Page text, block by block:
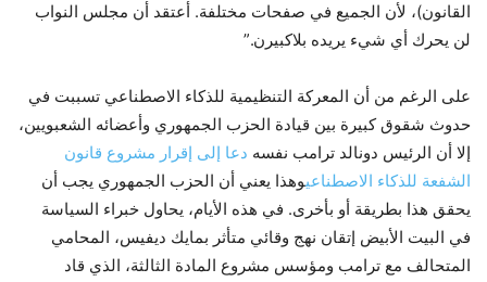
القانون)، لأن الجميع في صفحات مختلفة. أعتقد أن مجلس النواب
لن يحرك أي شيء يريده بلاكبيرن.”
على الرغم من أن المعركة التنظيمية للذكاء الاصطناعي تسببت في
حدوث شقوق كبيرة بين قيادة الحزب الجمهوري وأعضائه الشعبويين،
إلا أن الرئيس دونالد ترامب نفسه دعا إلى إقرار مشروع قانون
الشفعة للذكاء الاصطناعيوهذا يعني أن الحزب الجمهوري يجب أن
يحقق هذا بطريقة أو بأخرى. في هذه الأيام، يحاول خبراء السياسة
في البيت الأبيض إتقان نهج وقائي متأثر بمايك ديفيس، المحامي
المتحالف مع ترامب ومؤسس مشروع المادة الثالثة، الذي قاد